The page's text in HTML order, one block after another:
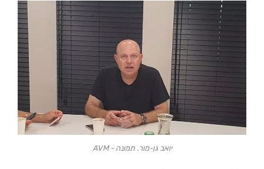
יואב גן-מור. תמונה - AVM